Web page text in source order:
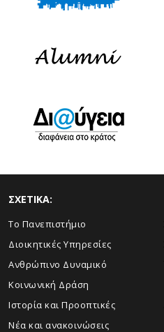
ΣΧΕΤΙΚΑ:
Το Πανεπιστήμιο
Διοικητικές Υπηρεσίες
Ανθρώπινο Δυναμικό
Κοινωνική Δράση
Ιστορία και Προοπτικές
Νέα και ανακοινώσεις